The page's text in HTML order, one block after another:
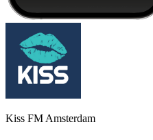
Kiss FM Amsterdam